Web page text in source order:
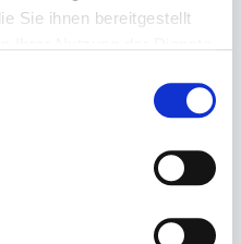
Sie ihnen bereitgestellt
Poly-Beutel LDPE Seitenfalte